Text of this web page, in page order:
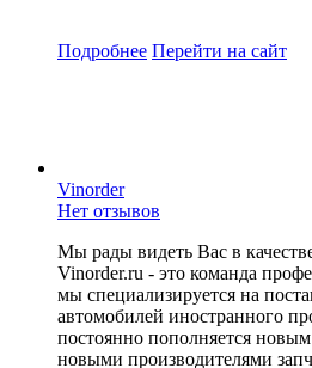
Подробнее Перейти на сайт
Vinorder
Нет отзывов
Мы рады видеть Вас в
Vinorder.ru - это команда
мы специализируется на
автомобилей иностранного
постоянно пополняется
новыми производителями